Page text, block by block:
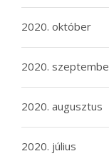
2020. október
2020.
2020. augusztus
2020. július